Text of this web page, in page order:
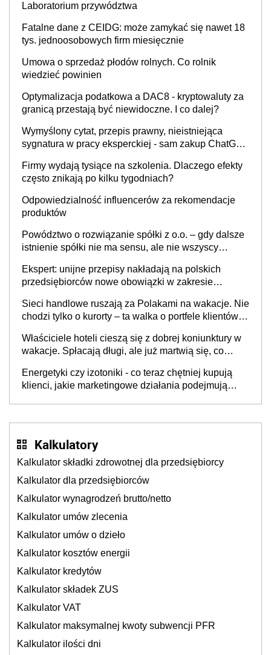
Laboratorium przywództwa
Fatalne dane z CEIDG: może zamykać się nawet 18
tys. jednoosobowych firm miesięcznie
Umowa o sprzedaż płodów rolnych. Co rolnik
wiedzieć powinien
Optymalizacja podatkowa a DAC8 - kryptowaluty za
granicą przestają być niewidoczne. I co dalej?
Wymyślony cytat, przepis prawny, nieistniejąca
sygnatura w pracy eksperckiej - sam zakup ChatGPT
Firmy wydają tysiące na szkolenia. Dlaczego efekty
często znikają po kilku tygodniach?
Odpowiedzialność influencerów za rekomendacje
produktów
Powództwo o rozwiązanie spółki z o.o. – gdy dalsze
istnienie spółki nie ma sensu, ale nie wszyscy
Ekspert: unijne przepisy nakładają na polskich
przedsiębiorców nowe obowiązki w zakresie
Sieci handlowe ruszają za Polakami na wakacje. Nie
chodzi tylko o kurorty – ta walka o portfele klientów
cichu
Właściciele hoteli cieszą się z dobrej koniunktury w
wakacje. Spłacają długi, ale już martwią się, co
Energetyki czy izotoniki - co teraz chętniej kupują
klienci, jakie marketingowe działania podejmują
Kalkulatory
Kalkulator składki zdrowotnej dla przedsiębiorcy
Kalkulator dla przedsiębiorców
Kalkulator wynagrodzeń brutto/netto
Kalkulator umów zlecenia
Kalkulator umów o dzieło
Kalkulator kosztów energii
Kalkulator kredytów
Kalkulator składek ZUS
Kalkulator VAT
Kalkulator maksymalnej kwoty subwencji PFR
Kalkulator ilości dni